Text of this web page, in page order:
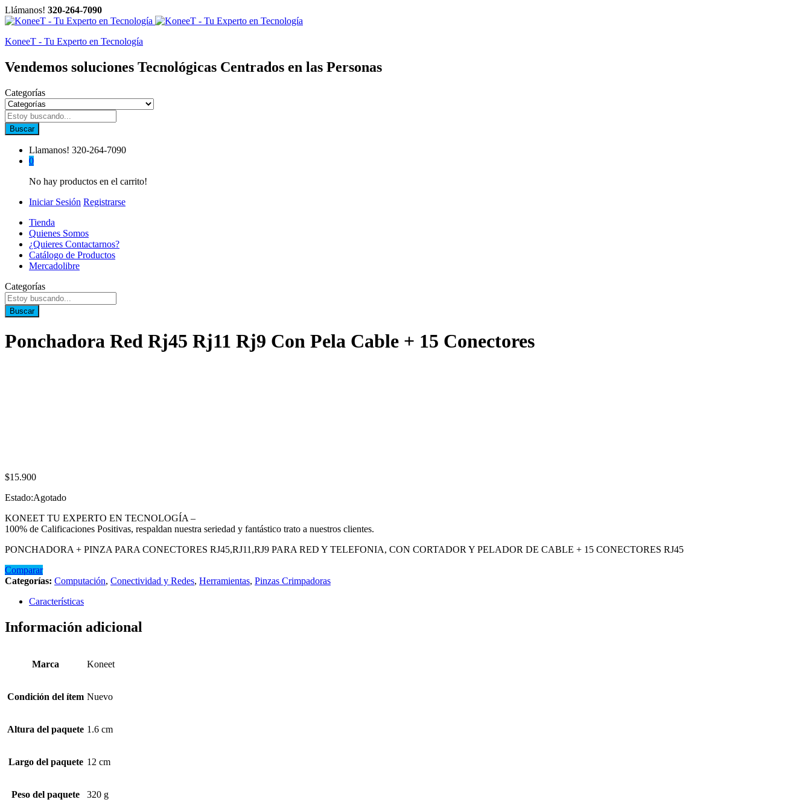
Llámanos! 320-264-7090
KoneeT - Tu Experto en Tecnología
Vendemos soluciones Tecnológicas Centrados en las Personas
Categorías
Buscar
Llamanos! 320-264-7090
0
No hay productos en el carrito!
Iniciar Sesión Registrarse
Tienda
Quienes Somos
¿Quieres Contactarnos?
Catálogo de Productos
Mercadolibre
Categorías
Buscar
Ponchadora Red Rj45 Rj11 Rj9 Con Pela Cable + 15 Conectores
$15.900
Estado:Agotado
KONEET TU EXPERTO EN TECNOLOGÍA –
100% de Calificaciones Positivas, respaldan nuestra seriedad y fantástico trato a nuestros clientes.
PONCHADORA + PINZA PARA CONECTORES RJ45,RJ11,RJ9 PARA RED Y TELEFONIA, CON CORTADOR Y PELADOR DE CABLE + 15 CONECTORES RJ45
Comparar
Categorías: Computación, Conectividad y Redes, Herramientas, Pinzas Crimpadoras
Características
Información adicional
Marca Koneet
Condición del ítem Nuevo
Altura del paquete 1.6 cm
Largo del paquete 12 cm
Peso del paquete 320 g